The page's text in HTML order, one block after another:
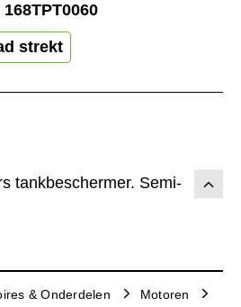
tankbeschermer. Semi-
168TPT0060
strekt
& Onderdelen
Motoren